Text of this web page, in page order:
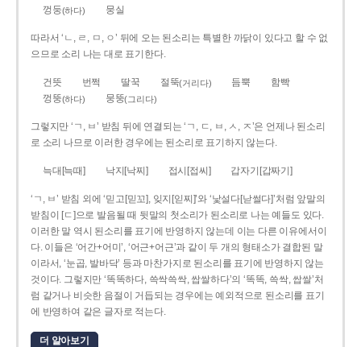
껑둥(하다) 뭉실
따라서 ‘ㄴ, ㄹ, ㅁ, ㅇ’ 뒤에 오는 된소리는 특별한 까닭이 있다고 할 수 없
으므로 소리 나는 대로 표기한다.
건뜻 번쩍 딸꾹 절뚝(거리다) 듬뿍
함빡
껑뚱(하다) 뭉뚱(그리다)
그렇지만 ‘ㄱ, ㅂ’ 받침 뒤에 연결되는 ‘ㄱ, ㄷ, ㅂ, ㅅ, ㅈ’은 언제나 된소리
로 소리 나므로 이러한 경우에는 된소리로 표기하지 않는다.
늑대[늑때] 낙지[낙찌] 접시[접씨] 갑자기[갑짜기]
‘ㄱ, ㅂ’ 받침 외에 ‘믿고[믿꼬], 잊지[읻찌]’와 ‘낯설다[낟썰다]’처럼 앞말의
받침이 [ㄷ]으로 발음될 때 뒷말의 첫소리가 된소리로 나는 예들도 있다.
이러한 말 역시 된소리를 표기에 반영하지 않는데 이는 다른 이유에서이
다. 이들은 ‘어간+어미’, ‘어근+어근’과 같이 두 개의 형태소가 결합된 말
이라서, ‘눈곱, 발바닥’ 등과 마찬가지로 된소리를 표기에 반영하지 않는
것이다. 그렇지만 ‘똑똑하다, 쓱싹쓱싹, 쌉쌀하다’의 ‘똑똑, 쓱싹, 쌉쌀’처
럼 같거나 비슷한 음절이 거듭되는 경우에는 예외적으로 된소리를 표기
에 반영하여 같은 글자로 적는다.
더 알아보기